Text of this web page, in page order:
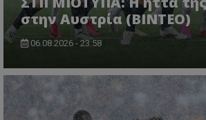
στην Αυστρία (ΒΙΝΤΕΟ)
06.08.2026 - 23:58